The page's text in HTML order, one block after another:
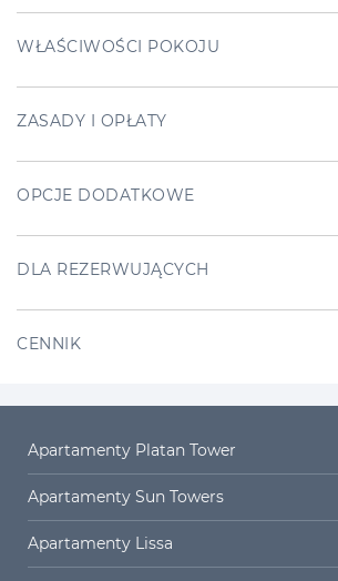
WŁAŚCIWOŚCI POKOJU
ZASADY I OPŁATY
OPCJE DODATKOWE
DLA REZERWUJĄCYCH
CENNIK
Apartamenty Platan Tower
Platan Tower
Apartamenty Sun Towers
Sun Towers 38/11
Sun Towers 38/52
Sun Towers 38/
Apartamenty Lissa